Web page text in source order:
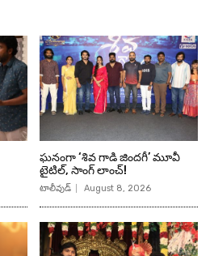
ఘనంగా ‘శివ గాడి జింద‌గీ’ మూవీ
టైటిల్, సాంగ్ లాంచ్!
టాలీవుడ్ August 8, 2026